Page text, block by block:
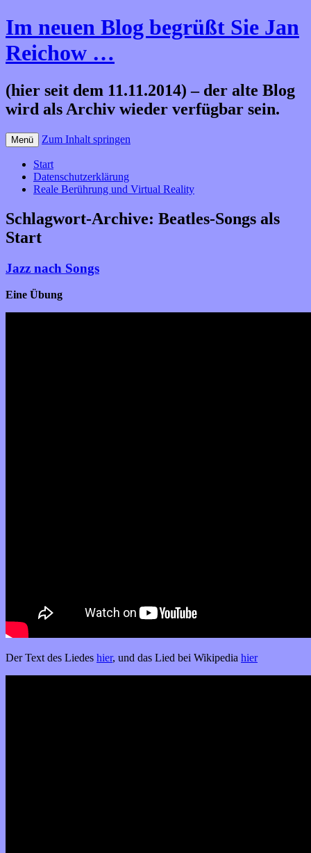
Im neuen Blog begrüßt Sie Jan
Reichow …
(hier seit dem 11.11.2014) – der alte Blog
wird als Archiv wieder verfügbar sein.
Menü Zum Inhalt springen
Start
Datenschutzerklärung
Reale Berührung und Virtual Reality
Schlagwort-Archive: Beatles-Songs als
Start
Jazz nach Songs
Eine Übung
Der Text des Liedes hier, und das Lied bei Wikipedia hier